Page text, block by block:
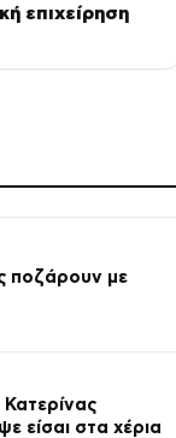
επιχείρηση
ποζάρουν με
είσαι στα χέρια